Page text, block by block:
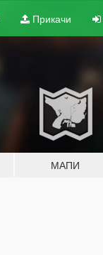
Прикачи
МАПИ